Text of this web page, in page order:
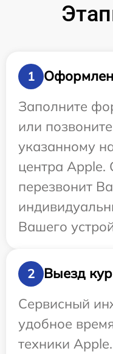
1
Заполните
или
указанному
центра Apple.
перезвонит
Вашего
2
Выезд
Сервисный
удобное
техники